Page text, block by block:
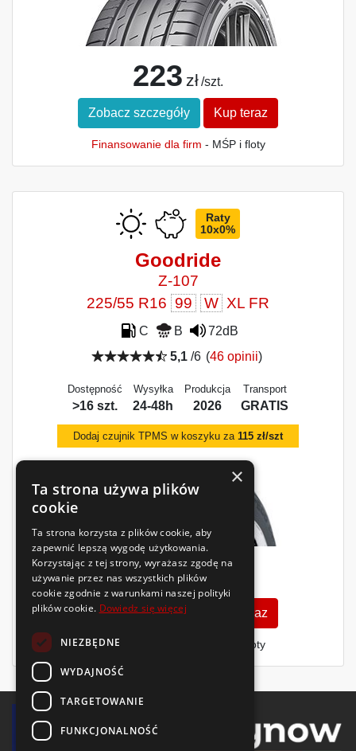
223 zł /szt.
Zobacz szczegóły Kup teraz
Finansowanie dla firm - MŚP i floty
Raty
10x0%
Goodride
Z-107
225/55 R16 99 W XL FR
C B
72dB
5,1/6 (46 opinii)
Dostępność
>16 szt.
Wysyłka
24-48h
Produkcja
2026
Transport
GRATIS
Dodaj czujnik TPMS w koszyku za 115 zł/szt
224 zł/szt.
Zobacz szczegóły Kup teraz
Finansowanie dla firm - MŚP i floty
×
Ta strona używa plików
cookie
Ta strona korzysta z plików cookie, aby
zapewnić lepszą wygodę użytkowania.
Korzystając z tej strony, wyrażasz zgodę na
używanie przez nas wszystkich plików
cookie zgodnie z warunkami naszej polityki
plików cookie. Dowiedz się więcej
NIEZBĘDNE
WYDAJNOŚĆ
TARGETOWANIE
FUNKCJONALNOŚĆ